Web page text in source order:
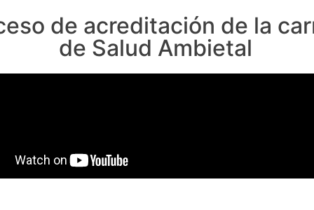
de acreditación de la
de Salud Ambietal